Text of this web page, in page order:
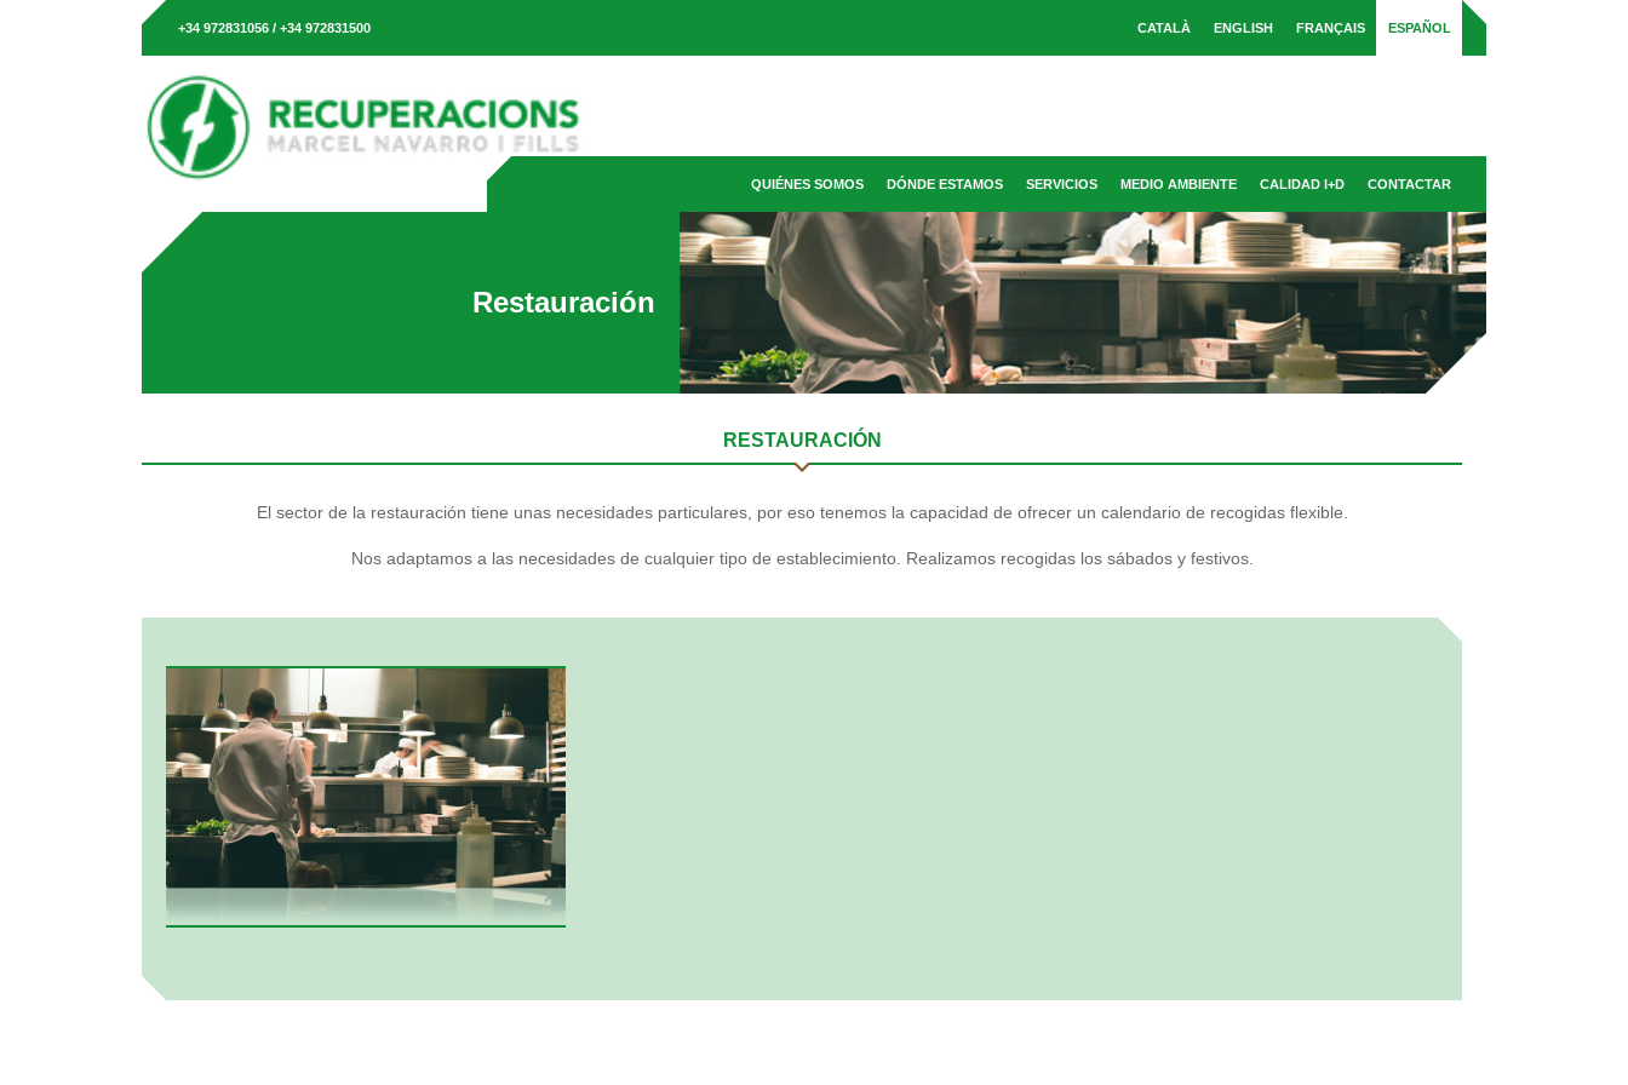
+34 972831056 / +34 972831500 CATALÀ ENGLISH FRANÇAIS ESPAÑOL
QUIÉNES SOMOS DÓNDE ESTAMOS SERVICIOS MEDIO AMBIENTE CALIDAD I+D CONTACTAR
Restauración
RESTAURACIÓN
El sector de la restauración tiene unas necesidades particulares, por eso tenemos la capacidad de ofrecer un calendario de recogidas flexible.
Nos adaptamos a las necesidades de cualquier tipo de establecimiento. Realizamos recogidas los sábados y festivos.